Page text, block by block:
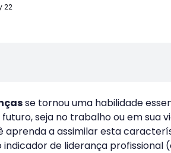
22
se tornou uma habilidade
seja no trabalho ou em sua
a assimilar esta
de liderança profissional